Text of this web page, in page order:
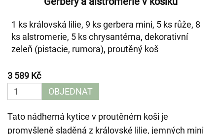
1 ks královská lilie, 9 ks gerbera mini, 5 ks růže, 8
ks alstromerie, 5 ks chrysantéma, dekorativní
zeleň (pistacie, rumora), proutěný koš
3 589 Kč
OBJEDNAT
Tato nádherná kytice v proutěném koši je
promyšleně sladěná z královské lilie, jemných mini